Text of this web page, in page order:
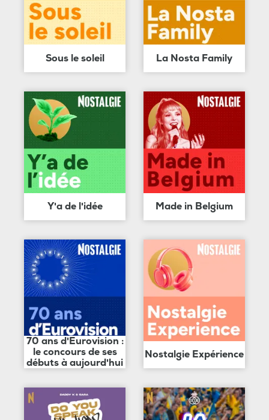
Sous le soleil La Nosta Family
Y'a de l'idée Made in Belgium
70 ans d'Eurovision :
le concours de ses
débuts à aujourd'hui
Nostalgie Expérience